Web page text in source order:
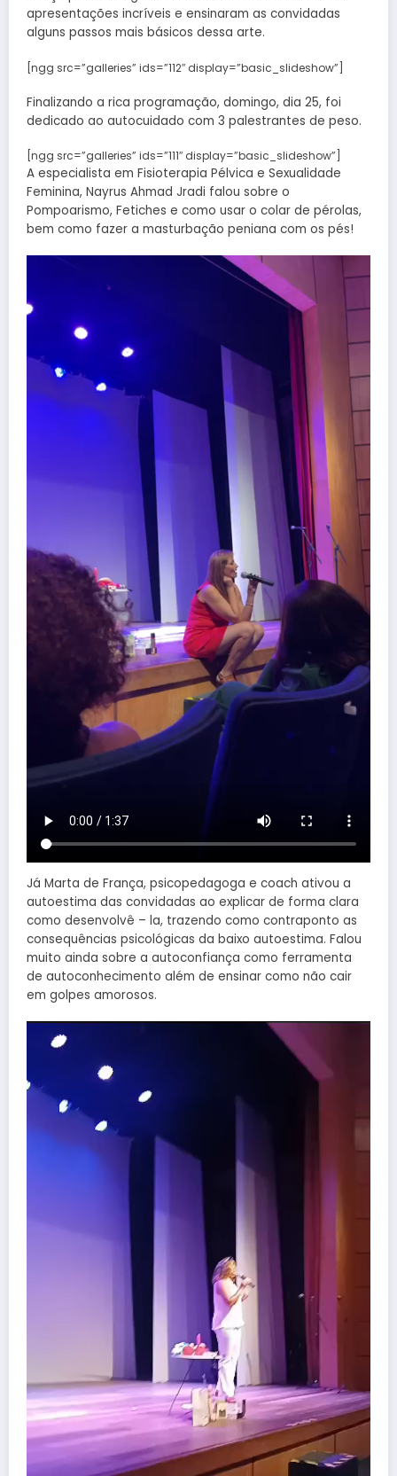
apresentações incríveis e ensinaram as convidadas
alguns passos mais básicos dessa arte.
[ngg src=”galleries” ids=”112″ display=”basic_slideshow”]
Finalizando a rica programação, domingo, dia 25, foi
dedicado ao autocuidado com 3 palestrantes de peso.
[ngg src=”galleries” ids=”111″ display=”basic_slideshow”]
A especialista em Fisioterapia Pélvica e Sexualidade
Feminina, Nayrus Ahmad Jradi falou sobre o
Pompoarismo, Fetiches e como usar o colar de pérolas,
bem como fazer a masturbação peniana com os pés!
Já Marta de França, psicopedagoga e coach ativou a
autoestima das convidadas ao explicar de forma clara
como desenvolvê – la, trazendo como contraponto as
consequências psicológicas da baixo autoestima. Falou
muito ainda sobre a autoconfiança como ferramenta
de autoconhecimento além de ensinar como não cair
em golpes amorosos.